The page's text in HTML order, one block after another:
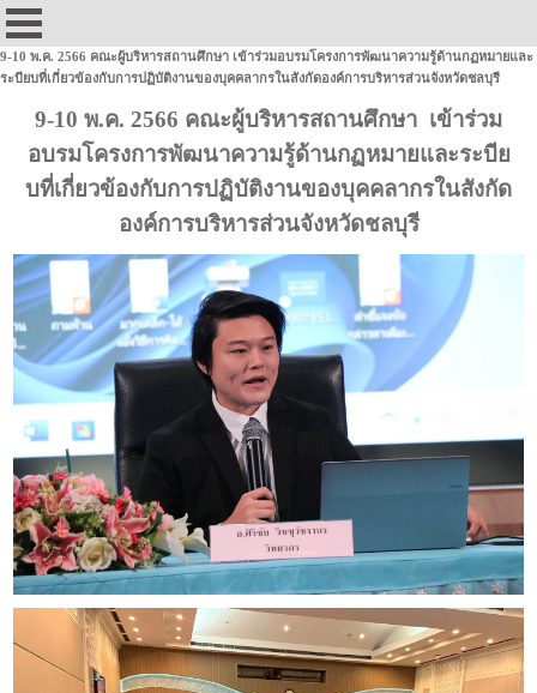
9-10 พ.ค. 2566 คณะผู้บริหารสถานศึกษา เข้าร่วมอบรมโครงการพัฒนาความรู้ด้านกฏหมายและ
ระบียบที่เกี่ยวข้องกับการปฏิบัติงานของบุคคลากรในสังกัดองค์การบริหารส่วนจังหวัดชลบุรี
9-10 พ.ค. 2566 คณะผู้บริหารสถานศึกษา เข้าร่วม
อบรมโครงการพัฒนาความรู้ด้านกฏหมายและระบีย
บที่เกี่ยวข้องกับการปฏิบัติงานของบุคคลากรในสังกัด
องค์การบริหารส่วนจังหวัดชลบุรี